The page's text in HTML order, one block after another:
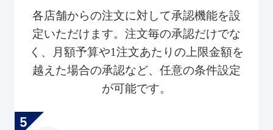
各店舗からの注文に対して承認機能を設
定いただけます。注文毎の承認だけでな
く、月額予算や1注文あたりの上限金額を
越えた場合の承認など、任意の条件設定
が可能です。